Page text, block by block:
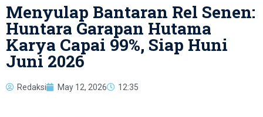
Menyulap Bantaran Rel Senen:
Huntara Garapan Hutama
Karya Capai 99%, Siap Huni
Juni 2026
Redaksi May 12, 2026 12:35